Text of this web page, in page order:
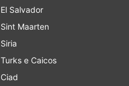
El Salvador
Sint Maarten
Siria
Turks e Caicos
Ciad